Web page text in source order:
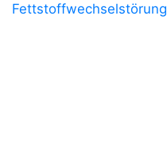
Fettstoffwechselstörung